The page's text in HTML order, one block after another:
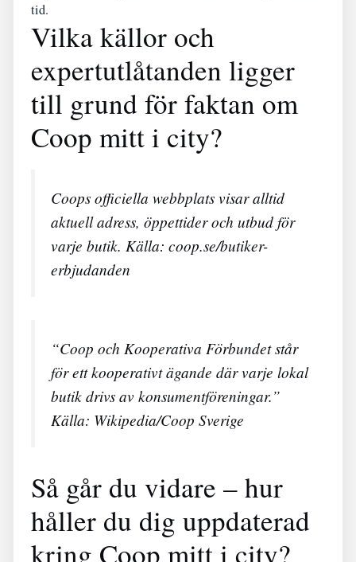
tid.
Vilka källor och
expertutlåtanden ligger
till grund för faktan om
Coop mitt i city?
Coops officiella webbplats visar alltid
aktuell adress, öppettider och utbud för
varje butik. Källa: coop.se/butiker-
erbjudanden
“Coop och Kooperativa Förbundet står
för ett kooperativt ägande där varje lokal
butik drivs av konsumentföreningar.”
Källa: Wikipedia/Coop Sverige
Så går du vidare – hur
håller du dig uppdaterad
kring Coop mitt i city?